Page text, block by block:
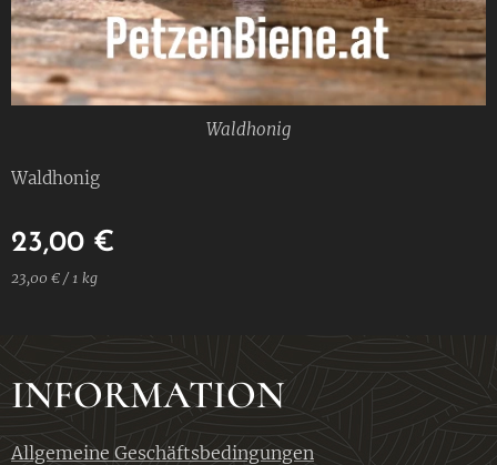
Waldhonig
Waldhonig
23,00 €
23,00 € / 1 kg
INFORMATION
Allgemeine Geschäftsbedingungen